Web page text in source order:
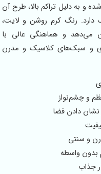
دلیل تراکم بالا، طرح آن
رنگ کرم روشن و لایت،
و هماهنگی عالی با
سبک‌های کلاسیک و مدرن
چشم‌نواز
دادن فضا
سنتی
واسطه